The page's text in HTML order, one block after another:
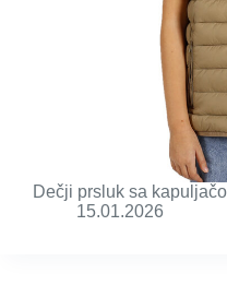
Dečji prsluk sa
15.01.2026